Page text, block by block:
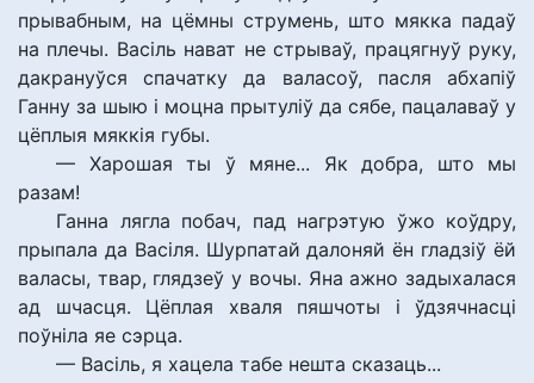
прывабным, на цёмны струмень, што мякка падаў
на плечы. Васіль нават не стрываў, працягнуў руку,
дакрануўся спачатку да валасоў, пасля абхапіў
Ганну за шыю і моцна прытуліў да сябе, пацалаваў у
цёплыя мяккія губы.
— Харошая ты ў мяне... Як добра, што мы
разам!
Ганна лягла побач, пад нагрэтую ўжо коўдру,
прыпала да Васіля. Шурпатай далоняй ён гладзіў ёй
валасы, твар, глядзеў у вочы. Яна ажно задыхалася
ад шчасця. Цёплая хваля пяшчоты і ўдзячнасці
поўніла яе сэрца.
— Васіль, я хацела табе нешта сказаць...